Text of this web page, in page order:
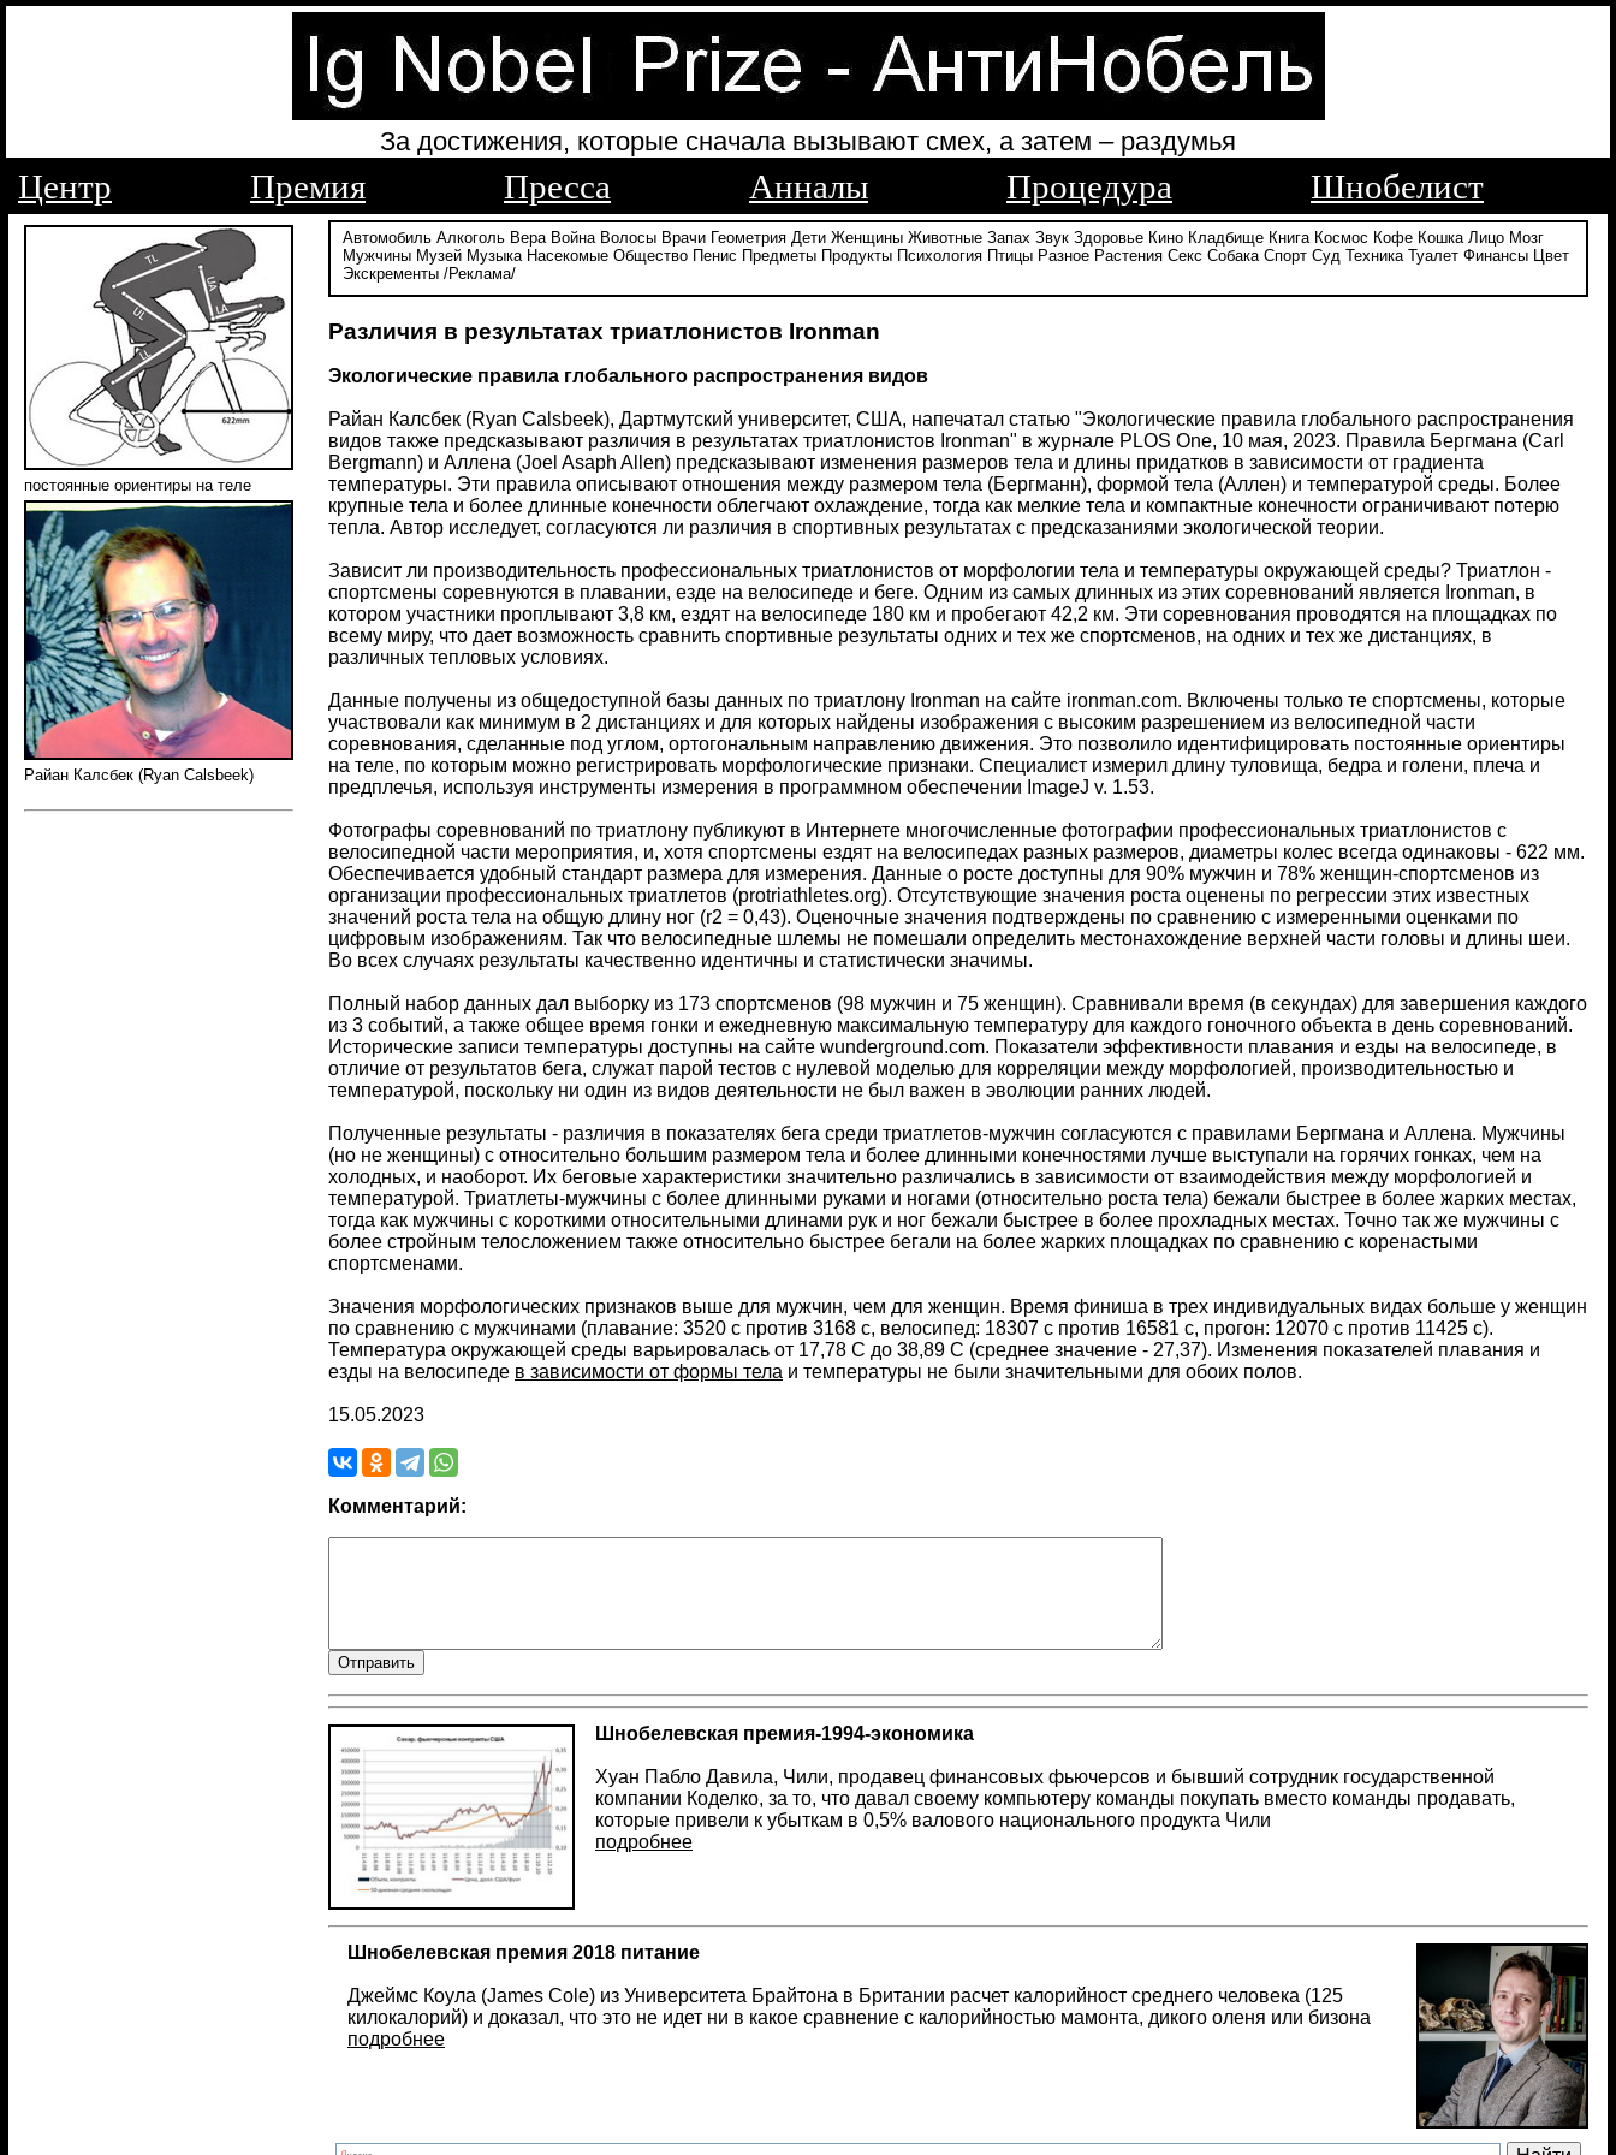
За достижения, которые сначала вызывают смех, а затем – раздумья
Центр Премия Пресса Анналы Процедура Шнобелист
постоянные ориентиры на теле
Райан Калсбек (Ryan Calsbeek)
Автомобиль Алкоголь Вера Война Волосы Врачи Геометрия Дети Женщины Животные Запах Звук Здоровье Кино Кладбище Книга Космос Кофе Кошка Лицо Мозг
Мужчины Музей Музыка Насекомые Общество Пенис Предметы Продукты Психология Птицы Разное Растения Секс Собака Спорт Суд Техника Туалет Финансы
Цвет
Экскременты /Реклама/
Различия в результатах триатлонистов Ironman
Экологические правила глобального распространения видов
Райан Калсбек (Ryan Calsbeek), Дартмутский университет, США, напечатал статью "Экологические правила глобального распространения
видов также предсказывают различия в результатах триатлонистов Ironman" в журнале PLOS One, 10 мая, 2023. Правила Бергмана (Carl
Bergmann) и Аллена (Joel Asaph Allen) предсказывают изменения размеров тела и длины придатков в зависимости от градиента
температуры. Эти правила описывают отношения между размером тела (Бергманн), формой тела (Аллен) и температурой среды. Более
крупные тела и более длинные конечности облегчают охлаждение, тогда как мелкие тела и компактные конечности ограничивают потерю
тепла. Автор исследует, согласуются ли различия в спортивных результатах с предсказаниями экологической теории.
Зависит ли производительность профессиональных триатлонистов от морфологии тела и температуры окружающей среды? Триатлон -
спортсмены соревнуются в плавании, езде на велосипеде и беге. Одним из самых длинных из этих соревнований является Ironman, в
котором участники проплывают 3,8 км, ездят на велосипеде 180 км и пробегают 42,2 км. Эти соревнования проводятся на площадках по
всему миру, что дает возможность сравнить спортивные результаты одних и тех же спортсменов, на одних и тех же дистанциях, в
различных тепловых условиях.
Данные получены из общедоступной базы данных по триатлону Ironman на сайте ironman.com. Включены только те спортсмены, которые
участвовали как минимум в 2 дистанциях и для которых найдены изображения с высоким разрешением из велосипедной части
соревнования, сделанные под углом, ортогональным направлению движения. Это позволило идентифицировать постоянные ориентиры
на теле, по которым можно регистрировать морфологические признаки. Специалист измерил длину туловища, бедра и голени, плеча и
предплечья, используя инструменты измерения в программном обеспечении ImageJ v. 1.53.
Фотографы соревнований по триатлону публикуют в Интернете многочисленные фотографии профессиональных триатлонистов с
велосипедной части мероприятия, и, хотя спортсмены ездят на велосипедах разных размеров, диаметры колес всегда одинаковы - 622 мм.
Обеспечивается удобный стандарт размера для измерения. Данные о росте доступны для 90% мужчин и 78% женщин-спортсменов из
организации профессиональных триатлетов (protriathletes.org). Отсутствующие значения роста оценены по регрессии этих известных
значений роста тела на общую длину ног (r2 = 0,43). Оценочные значения подтверждены по сравнению с измеренными оценками по
цифровым изображениям. Так что велосипедные шлемы не помешали определить местонахождение верхней части головы и длины шеи.
Во всех случаях результаты качественно идентичны и статистически значимы.
Полный набор данных дал выборку из 173 спортсменов (98 мужчин и 75 женщин). Сравнивали время (в секундах) для завершения каждого
из 3 событий, а также общее время гонки и ежедневную максимальную температуру для каждого гоночного объекта в день соревнований.
Исторические записи температуры доступны на сайте wunderground.com. Показатели эффективности плавания и езды на велосипеде, в
отличие от результатов бега, служат парой тестов с нулевой моделью для корреляции между морфологией, производительностью и
температурой, поскольку ни один из видов деятельности не был важен в эволюции ранних людей.
Полученные результаты - различия в показателях бега среди триатлетов-мужчин согласуются с правилами Бергмана и Аллена. Мужчины
(но не женщины) с относительно большим размером тела и более длинными конечностями лучше выступали на горячих гонках, чем на
холодных, и наоборот. Их беговые характеристики значительно различались в зависимости от взаимодействия между морфологией и
температурой. Триатлеты-мужчины с более длинными руками и ногами (относительно роста тела) бежали быстрее в более жарких местах,
тогда как мужчины с короткими относительными длинами рук и ног бежали быстрее в более прохладных местах. Точно так же мужчины с
более стройным телосложением также относительно быстрее бегали на более жарких площадках по сравнению с коренастыми
спортсменами.
Значения морфологических признаков выше для мужчин, чем для женщин. Время финиша в трех индивидуальных видах больше у женщин
по сравнению с мужчинами (плавание: 3520 с против 3168 с, велосипед: 18307 с против 16581 с, прогон: 12070 с против 11425 с).
Температура окружающей среды варьировалась от 17,78 C до 38,89 C (среднее значение - 27,37). Изменения показателей плавания и
езды на велосипеде в зависимости от формы тела и температуры не были значительными для обоих полов.
15.05.2023
Комментарий:
Шнобелевская премия-1994-экономика
Хуан Пабло Давила, Чили, продавец финансовых фьючерсов и бывший сотрудник государственной
компании Коделко, за то, что давал своему компьютеру команды покупать вместо команды продавать,
которые привели к убыткам в 0,5% валового национального продукта Чили
подробнее
Шнобелевская премия 2018 питание
Джеймс Коула (James Cole) из Университета Брайтона в Британии расчет калорийност среднего человека (125
килокалорий) и доказал, что это не идет ни в какое сравнение с калорийностью мамонта, дикого оленя или бизона
подробнее